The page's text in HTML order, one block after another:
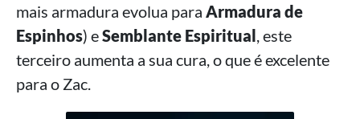
mais armadura evolua para Armadura de
Espinhos) eSemblante Espiritual , este
terceiro aumenta a sua cura, o que é excelente
para o Zac.